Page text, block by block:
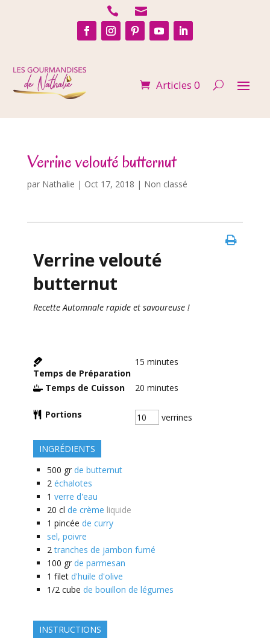
 
Articles 0
Verrine velouté butternut
par Nathalie | Oct 17, 2018 | Non classé
Verrine velouté
butternut
Recette Automnale rapide et savoureuse !
Temps de Préparation
15 minutes
Temps de Cuisson 20 minutes
Portions verrines
INGRÉDIENTS
500 gr de butternut
2 échalotes
1 verre d'eau
20 cl de crème liquide
1 pincée de curry
sel, poivre
2 tranches de jambon fumé
100 gr de parmesan
1 filet d'huile d'olive
1/2 cube de bouillon de légumes
INSTRUCTIONS